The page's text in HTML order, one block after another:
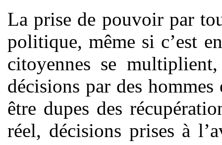
La prise de pouvoir par
politique, même si c’est
citoyennes se
décisions par des
être dupes des
réel, décisions prises à